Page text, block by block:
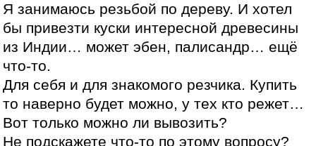
Я занимаюсь резьбой по дереву. И хотел
бы привезти куски интересной древесины
из Индии… может эбен, палисандр… ещё
что-то.
Для себя и для знакомого резчика. Купить
то наверно будет можно, у тех кто режет…
Вот только можно ли вывозить?
Не подскажете что-то по этому вопросу?